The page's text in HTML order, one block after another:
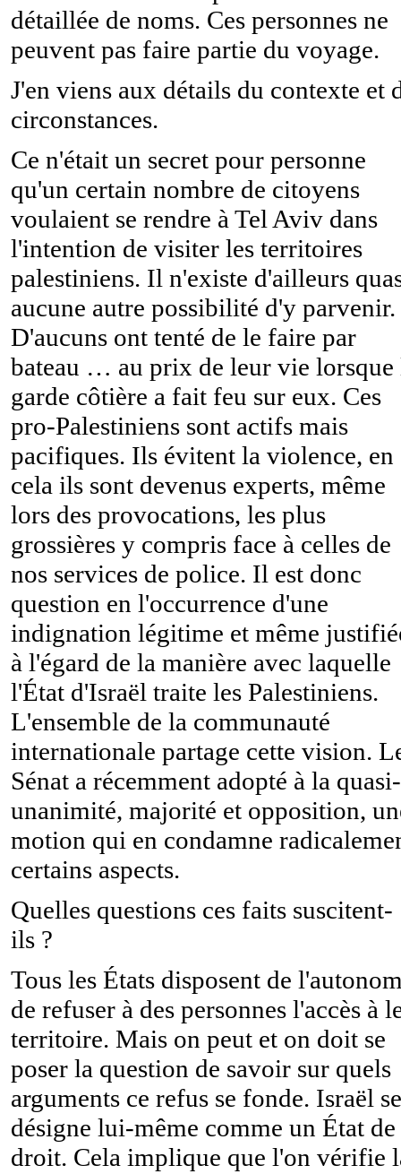
détaillée de noms. Ces personnes ne
peuvent pas faire partie du voyage.
J'en viens aux détails du contexte et
circonstances.
Ce n'était un secret pour personne
qu'un certain nombre de citoyens
voulaient se rendre à Tel Aviv dans
l'intention de visiter les territoires
palestiniens. Il n'existe d'ailleurs
aucune autre possibilité d'y parvenir.
D'aucuns ont tenté de le faire par
bateau … au prix de leur vie lorsque
garde côtière a fait feu sur eux. Ces
pro-Palestiniens sont actifs mais
pacifiques. Ils évitent la violence, en
cela ils sont devenus experts, même
lors des provocations, les plus
grossières y compris face à celles de
nos services de police. Il est donc
question en l'occurrence d'une
indignation légitime et même
à l'égard de la manière avec laquelle
l'État d'Israël traite les Palestiniens.
L'ensemble de la communauté
internationale partage cette vision.
Sénat a récemment adopté à la quasi-
unanimité, majorité et opposition,
motion qui en condamne
certains aspects.
Quelles questions ces faits suscitent-
ils ?
Tous les États disposent de
de refuser à des personnes l'accès à
territoire. Mais on peut et on doit se
poser la question de savoir sur quels
arguments ce refus se fonde. Israël se
désigne lui-même comme un État de
droit. Cela implique que l'on vérifie